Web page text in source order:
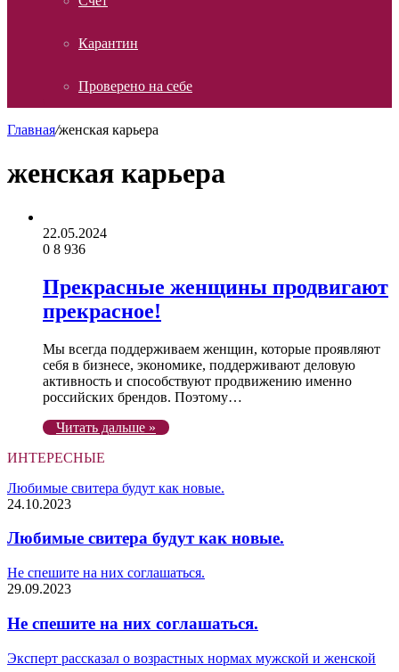
Карантин
Проверено на себе
Главная/женская карьера
женская карьера
22.05.2024
0 8 936
Прекрасные женщины продвигают
прекрасное!
Мы всегда поддерживаем женщин, которые проявляют
себя в бизнесе, экономике, поддерживают деловую
активность и способствуют продвижению именно
российских брендов. Поэтому…
Читать дальше »
ИНТЕРЕСНЫЕ
Любимые свитера будут как новые.
24.10.2023
Любимые свитера будут как новые.
Не спешите на них соглашаться.
29.09.2023
Не спешите на них соглашаться.
Эксперт рассказал о возрастных нормах мужской и женской